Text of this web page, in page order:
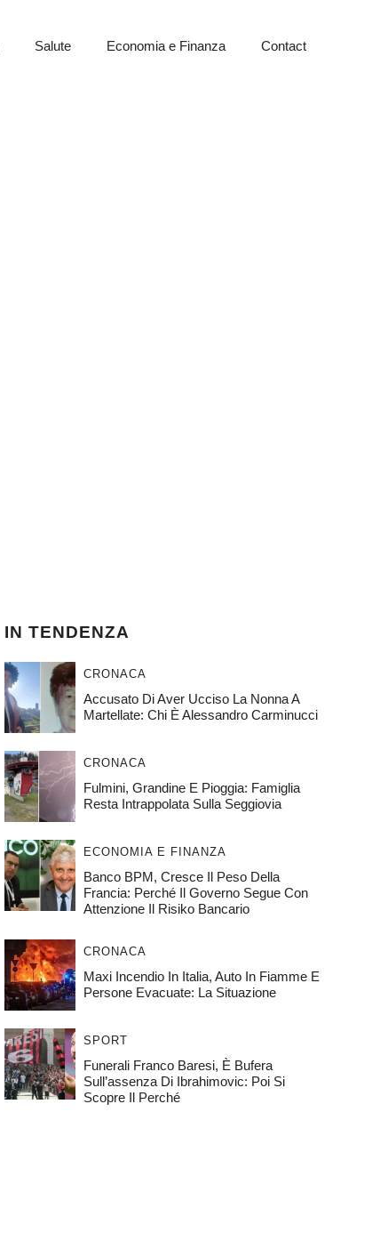
Salute Economia e Finanza Contact
IN TENDENZA
CRONACA
Accusato Di Aver Ucciso La Nonna A
Martellate: Chi È Alessandro Carminucci
CRONACA
Fulmini, Grandine E Pioggia: Famiglia
Resta Intrappolata Sulla Seggiovia
ECONOMIA E FINANZA
Banco BPM, Cresce Il Peso Della
Francia: Perché Il Governo Segue Con
Attenzione Il Risiko Bancario
CRONACA
Maxi Incendio In Italia, Auto In Fiamme E
Persone Evacuate: La Situazione
SPORT
Funerali Franco Baresi, È Bufera
Sull’assenza Di Ibrahimovic: Poi Si
Scopre Il Perché